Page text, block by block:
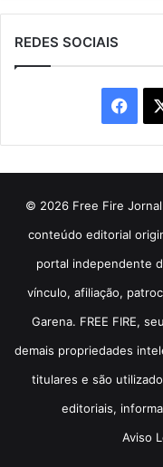
REDES SOCIAIS
© 2026 Free Fire
conteúdo editorial
portal independente
vínculo, afiliação,
Garena. FREE FIRE,
demais propriedades
titulares e são
editoriais,
Aviso